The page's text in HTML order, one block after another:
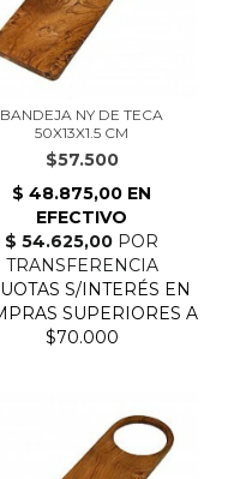
BANDEJA NY DE TECA
50X13X1.5 CM
$57.500